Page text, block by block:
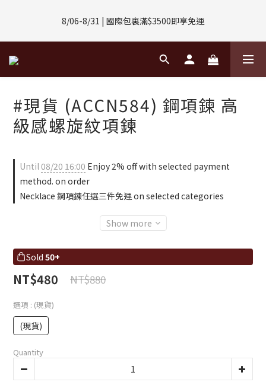
(數量有限售完不補)
8/06-8/31 | 國際包裏滿$3500即享免運
8/08-8/10 | 全館任選3件 贈 $188購物金
8/01-8/31 | 任選2件CUBOX正價商品 贈【威靈頓 / 波士頓墨鏡】
(數量有限售完不補)
#現貨 (ACCN584) 鋼項鍊 高
級感螺旋紋項鍊
Until08/20 16:00 Enjoy 2% off with selected payment
method. on order
Necklace 鋼項鍊任選三件免運 on selected categories
Show more
Sold 50+
NT$480 NT$880
選項 : (現貨)
(現貨)
Quantity